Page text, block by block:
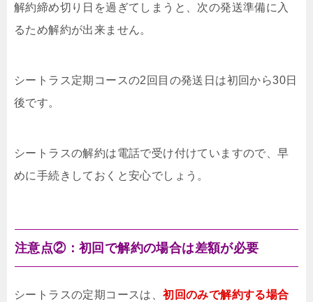
解約締め切り日を過ぎてしまうと、次の発送準備に入
るため解約が出来ません。
シートラス定期コースの2回目の発送日は初回から30日
後です。
シートラスの解約は電話で受け付けていますので、早
めに手続きしておくと安心でしょう。
注意点②：初回で解約の場合は差額が必要
シートラスの定期コースは、初回のみで解約する場合